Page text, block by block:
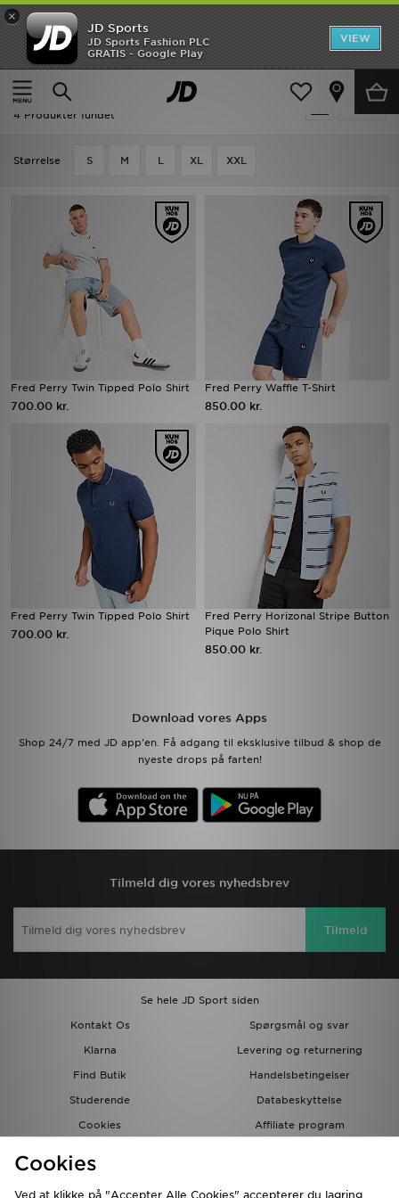
×
JD Sports
JD Sports Fashion PLC
GRATIS - Google Play
VIEW
Hjem
Herrer Herretøj Polo Shirts
Herrer - Blå Fred Perry Polo Shirts
4 Produkter fundet
Størrelse S M L XL XXL
Fred Perry Twin Tipped Polo Shirt
700.00 kr.
Fred Perry Waffle T-Shirt
850.00 kr.
Fred Perry Twin Tipped Polo Shirt
700.00 kr.
Fred Perry Horizonal Stripe Button
Pique Polo Shirt
850.00 kr.
Download vores Apps
Shop 24/7 med JD app'en. Få adgang til eksklusive tilbud & shop de
nyeste drops på farten!
Tilmeld dig vores nyhedsbrev
Tilmeld
Se hele JD Sport siden
Kontakt Os
Spørgsmål og svar
Klarna
Levering og returnering
Find Butik
Handelsbetingelser
Studerende
Databeskyttelse
Cookies
Affiliate program
Hjem
UDSALG
Nyheder
Bestsellers
Download JD app'en
Mine beskeder
Hjælp & information
Cookies
Ved at klikke på "Accepter Alle Cookies" accepterer du lagring